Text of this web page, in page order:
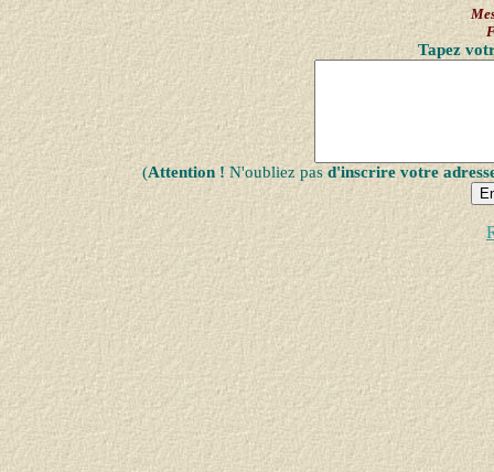
Tapez
(Attention !N'oubliez pas d'inscrire votre